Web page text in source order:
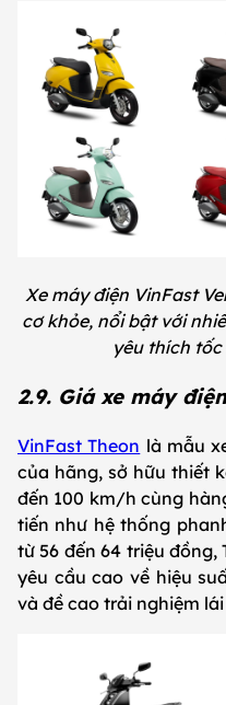
Xe máy điện VinFast
cơ khỏe, nổi bật với
yêu thích
2.9. Giá xe máy
VinFast Theon là mẫu
của hãng, sở hữu thiết
đến 100 km/h cùng
tiến như hệ thống
từ 56 đến 64 triệu
yêu cầu cao về hiệu
và đề cao trải nghiệm